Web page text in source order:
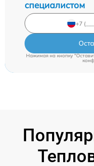
специалистом
Нажимая на кнопку